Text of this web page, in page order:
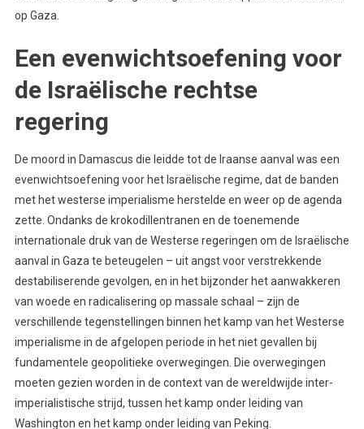
op Gaza.
Een evenwichtsoefening voor
de Israëlische rechtse
regering
De moord in Damascus die leidde tot de Iraanse aanval was een
evenwichtsoefening voor het Israëlische regime, dat de banden
met het westerse imperialisme herstelde en weer op de agenda
zette. Ondanks de krokodillentranen en de toenemende
internationale druk van de Westerse regeringen om de Israëlische
aanval in Gaza te beteugelen – uit angst voor verstrekkende
destabiliserende gevolgen, en in het bijzonder het aanwakkeren
van woede en radicalisering op massale schaal – zijn de
verschillende tegenstellingen binnen het kamp van het Westerse
imperialisme in de afgelopen periode in het niet gevallen bij
fundamentele geopolitieke overwegingen. Die overwegingen
moeten gezien worden in de context van de wereldwijde inter-
imperialistische strijd, tussen het kamp onder leiding van
Washington en het kamp onder leiding van Peking.